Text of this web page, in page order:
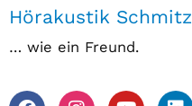
Hörakustik Schmitz
… wie ein Freund.